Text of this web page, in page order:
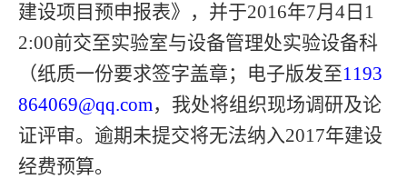
建设项目预申报表》，并于2016年7月 4 日 1
2:00前交至实验室与设备管理处实验设备科
（纸质一份要求签字盖章；电子版发至1193
864069@qq.com，我处将组织现场调研及论
证评审。逾期未提交将无法纳入2017年建设
经费预算。